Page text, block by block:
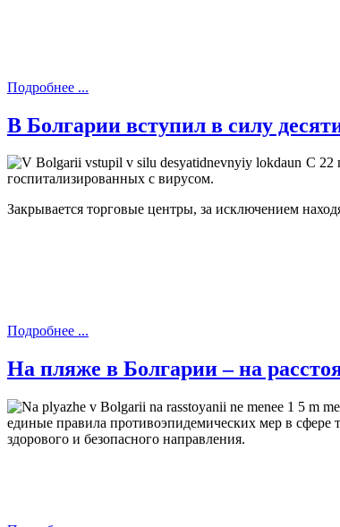
Подробнее ...
В Болгарии вступил в силу
С 22
госпитализированных с вирусом.
Закрывается торговые центры, за исключением
Подробнее ...
На пляже в Болгарии – на
единые правила противоэпидемических мер в сфере
здорового и безопасного направления.